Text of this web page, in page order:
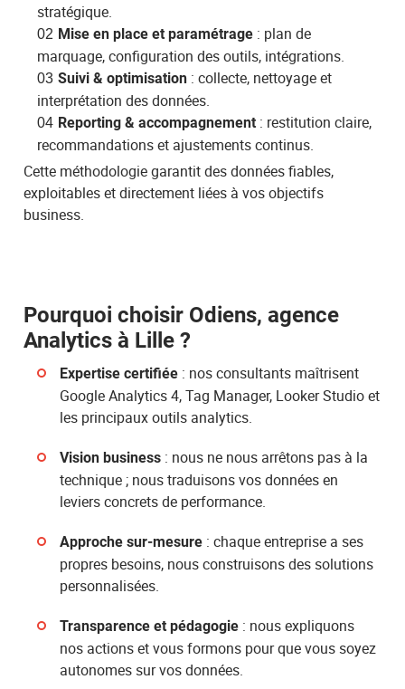
stratégique.
Mise en place et paramétrage : plan de
marquage, configuration des outils, intégrations.
Suivi & optimisation : collecte, nettoyage et
interprétation des données.
Reporting & accompagnement : restitution claire,
recommandations et ajustements continus.
Cette méthodologie garantit des données fiables,
exploitables et directement liées à vos objectifs
business.
Pourquoi choisir Odiens, agence
Analytics à Lille ?
Expertise certifiée : nos consultants maîtrisent
Google Analytics 4, Tag Manager, Looker Studio et
les principaux outils analytics.
Vision business : nous ne nous arrêtons pas à la
technique ; nous traduisons vos données en
leviers concrets de performance.
Approche sur-mesure : chaque entreprise a ses
propres besoins, nous construisons des solutions
personnalisées.
Transparence et pédagogie : nous expliquons
nos actions et vous formons pour que vous soyez
autonomes sur vos données.